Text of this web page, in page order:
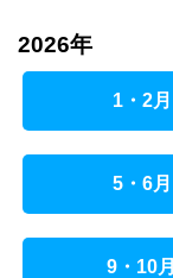
2026年
1・2月
5・6月
9・10月